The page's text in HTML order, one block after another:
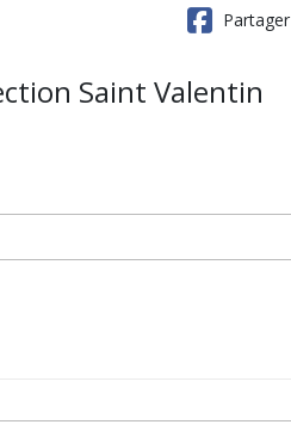
Partager
Saint Valentin